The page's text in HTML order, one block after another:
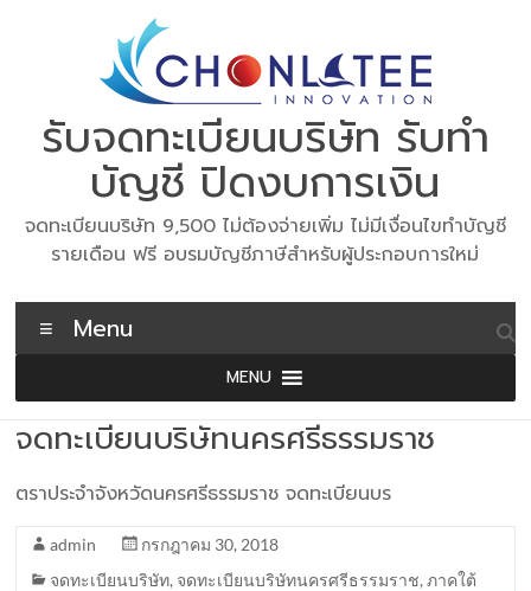
รับจดทะเบียนบริษัท รับทำ
บัญชี ปิดงบการเงิน
จดทะเบียนบริษัท 9,500 ไม่ต้องจ่ายเพิ่ม ไม่มีเงื่อนไขทำบัญชี
รายเดือน ฟรี อบรมบัญชีภาษีสำหรับผู้ประกอบการใหม่
Menu
MENU
จดทะเบียนบริษัทนครศรีธรรมราช
ตราประจำจังหวัดนครศรีธรรมราช จดทะเบียนบร
admin
กรกฎาคม 30, 2018
จดทะเบียนบริษัท, จดทะเบียนบริษัทนครศรีธรรมราช,ภาคใต้